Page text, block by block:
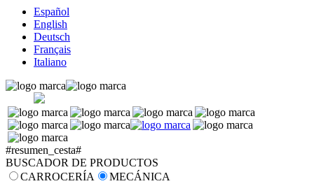
Español
English
Deutsch
Français
Italiano
#resumen_cesta#
BUSCADOR DE PRODUCTOS
CARROCERÍA
MECÁNICA